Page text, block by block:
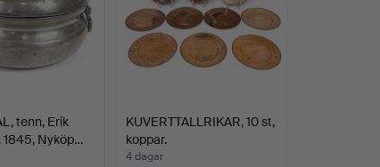
tenn, Erik
1845, Nyköp…
KUVERTTALLRIKAR, 10 st,
koppar.
4 dagar